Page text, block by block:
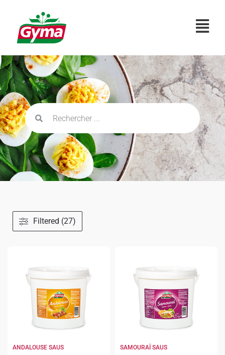
Filtered (27)
ANDALOUSE SAUS
SAMOURAÏ SAUS